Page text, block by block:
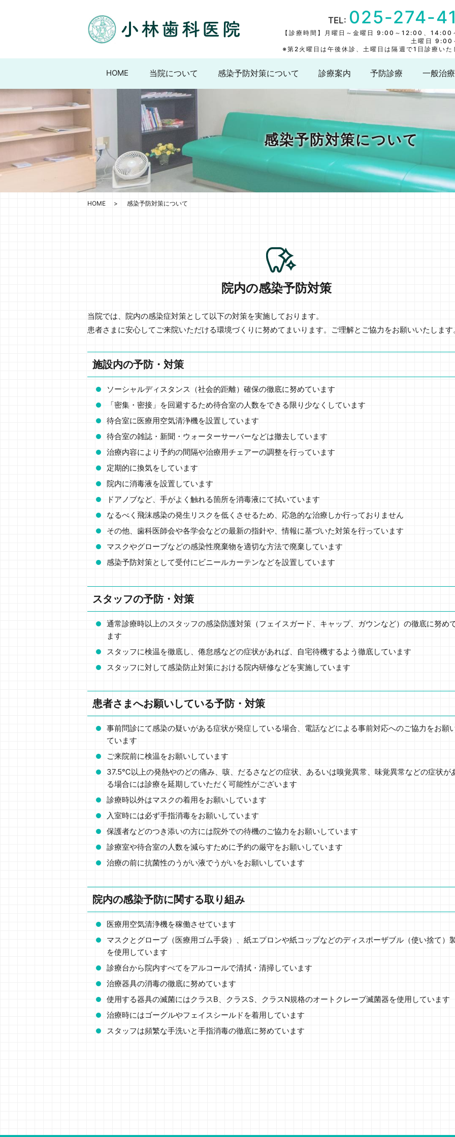
TEL: 025-274-
【診療時間】月曜日～金曜日 9:00～12:00、
土曜日 9:00
※第2火曜日は午後休診、土曜日は隔週で1日診療いた
HOME 当院について 感染予防対策について 診療案内 予防診療 一般治療
感染予防対策について
HOME 感染予防対策について
院内の感染予防対策
当院では、院内の感染症対策として以下の対策を実施しております。
患者さまに安心してご来院いただける環境づくりに努めてまいります。ご理解とご協力をお願いいたします
施設内の予防・対策
ソーシャルディスタンス（社会的距離）確保の徹底に努めています
「密集・密接」を回避するため待合室の人数をできる限り少なくしています
待合室に医療用空気清浄機を設置しています
待合室の雑誌・新聞・ウォーターサーバーなどは撤去しています
治療内容により予約の間隔や治療用チェアーの調整を行っています
定期的に換気をしています
院内に消毒液を設置しています
ドアノブなど、手がよく触れる箇所を消毒液にて拭いています
なるべく飛沫感染の発生リスクを低くさせるため、応急的な治療しか行っておりません
その他、歯科医師会や各学会などの最新の指針や、情報に基づいた対策を行っています
マスクやグローブなどの感染性廃棄物を適切な方法で廃棄しています
感染予防対策として受付にビニールカーテンなどを設置しています
スタッフの予防・対策
通常診療時以上のスタッフの感染防護対策（フェイスガード、キャップ、ガウンなど）の徹底に努め
ます
スタッフに検温を徹底し、倦怠感などの症状があれば、自宅待機するよう徹底しています
スタッフに対して感染防止対策における院内研修などを実施しています
患者さまへお願いしている予防・対策
事前問診にて感染の疑いがある症状が発症している場合、電話などによる事前対応へのご協力をお願
ています
ご来院前に検温をお願いしています
37.5℃以上の発熱やのどの痛み、咳、だるさなどの症状、あるいは嗅覚異常、味覚異常などの症状が
る場合には診療を延期していただく可能性がございます
診療時以外はマスクの着用をお願いしています
入室時には必ず手指消毒をお願いしています
保護者などのつき添いの方には院外での待機のご協力をお願いしています
診療室や待合室の人数を減らすために予約の厳守をお願いしています
治療の前に抗菌性のうがい液でうがいをお願いしています
院内の感染予防に関する取り組み
医療用空気清浄機を稼働させています
マスクとグローブ（医療用ゴム手袋）、紙エプロンや紙コップなどのディスポーザブル（使い捨て）
を使用しています
診療台から院内すべてをアルコールで清拭・清掃しています
治療器具の消毒の徹底に努めています
使用する器具の滅菌にはクラスB、クラスS、クラスN規格のオートクレーブ滅菌器を使用しています
治療時にはゴーグルやフェイスシールドを着用しています
スタッフは頻繁な手洗いと手指消毒の徹底に努めています